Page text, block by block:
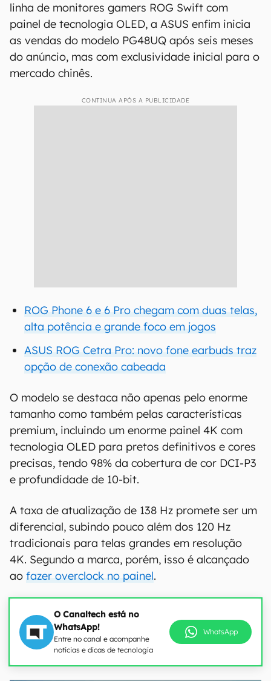
linha de monitores gamers ROG Swift com
painel de tecnologia OLED, a ASUS enfim inicia
as vendas do modelo PG48UQ após seis meses
do anúncio, mas com exclusividade inicial para o
mercado chinês.
CONTINUA APÓS A PUBLICIDADE
ROG Phone 6 e 6 Pro chegam com duas telas,
alta potência e grande foco em jogos
ASUS ROG Cetra Pro: novo fone earbuds traz
opção de conexão cabeada
O modelo se destaca não apenas pelo enorme
tamanho como também pelas características
premium, incluindo um enorme painel 4K com
tecnologia OLED para pretos definitivos e cores
precisas, tendo 98% da cobertura de cor DCI-P3
e profundidade de 10-bit.
A taxa de atualização de 138 Hz promete ser um
diferencial, subindo pouco além dos 120 Hz
tradicionais para telas grandes em resolução
4K. Segundo a marca, porém, isso é alcançado
ao fazer overclock no painel.
O Canaltech está no
WhatsApp!
Entre no canal e acompanhe
notícias e dicas de tecnologia
WhatsApp